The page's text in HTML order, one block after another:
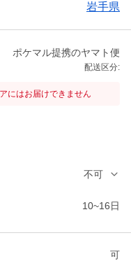
岩手県
ポケマル提携のヤマト便
配送区分:
にはお届けできません
不可
10~16日
可